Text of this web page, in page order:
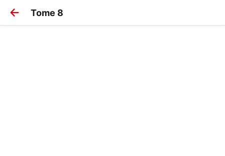
Tome 8